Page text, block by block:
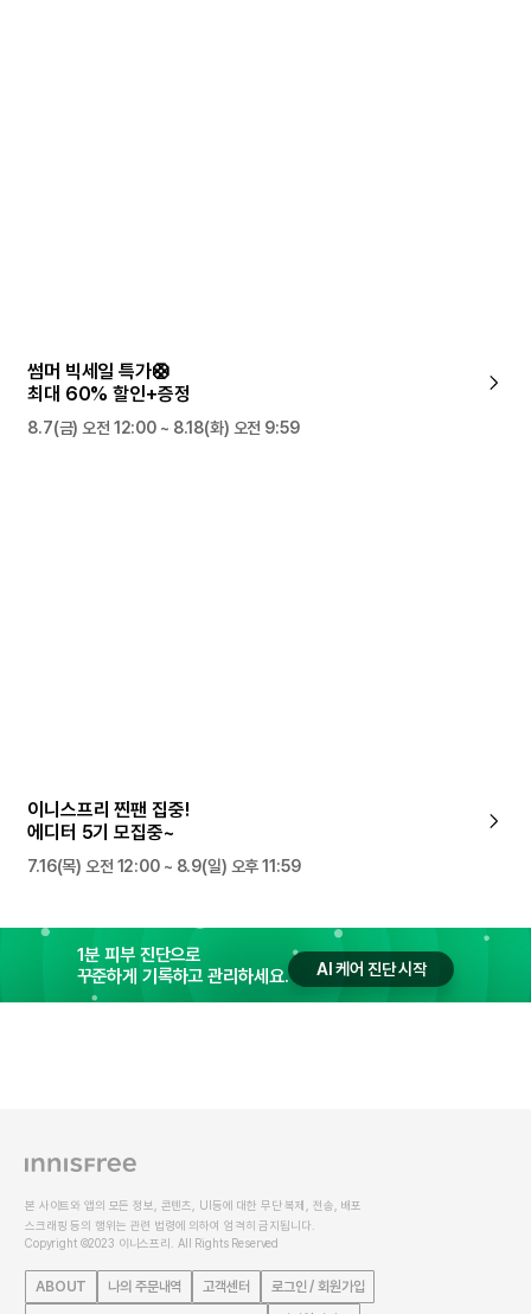
8.7(금) 오전 12:00 ~ 8.18(화) 오전 9:59
썸머 빅세일 특가🛟
최대 60% 할인+증정
7.16(목) 오전 12:00 ~ 8.9(일) 오후 11:59
이니스프리 찐팬 집중!
에디터 5기 모집중~
1분 피부 진단으로
꾸준하게 기록하고 관리하세요.
AI 케어 진단 시작
본 사이트와 앱의 모든 정보, 콘텐츠, UI등에 대한 무단 복제, 전송, 배포
스크래핑 등의 행위는 관련 법령에 의하여 엄격히 금지됩니다.
Copyright ©2023 이니스프리. All Rights Reserved
ABOUT 나의 주문내역 고객센터 로그인 / 회원가입